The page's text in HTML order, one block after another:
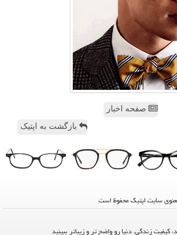
صفحه اخبار
بازگشت به اپتیک
زندگی. دنیا رو واضح تر و زیباتر ببینید